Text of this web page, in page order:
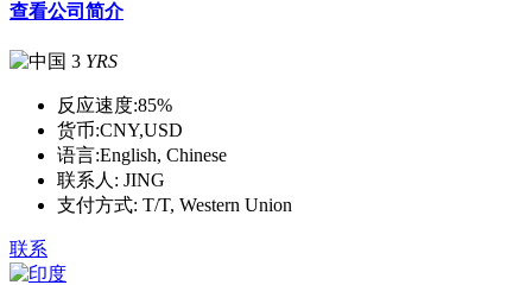
查看公司简介
3 YRS
反应速度:85%
货币:CNY,USD
语言:English, Chinese
联系人: JING
支付方式: T/T, Western Union
联系